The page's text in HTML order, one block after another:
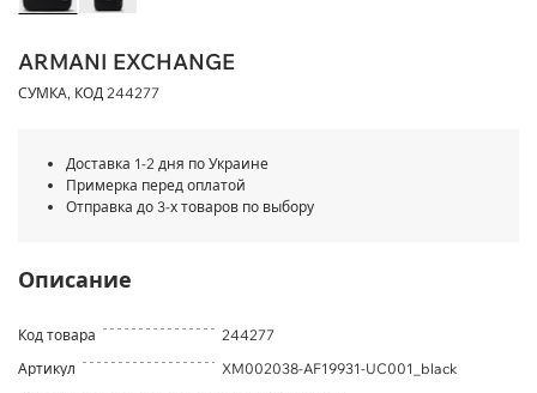
ARMANI EXCHANGE
СУМКА, КОД 244277
Доставка 1-2 дня по Украине
Примерка перед оплатой
Отправка до 3-х товаров по выбору
Описание
Код товара
244277
Артикул
XM002038-AF19931-UC001_black